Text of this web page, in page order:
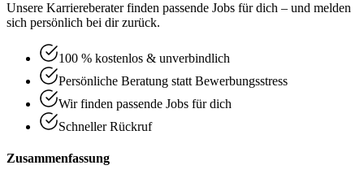
Unsere Karriereberater finden passende Jobs für dich – und melden
sich persönlich bei dir zurück.
100 % kostenlos & unverbindlich
Persönliche Beratung statt Bewerbungsstress
Wir finden passende Jobs für dich
Schneller Rückruf
Zusammenfassung